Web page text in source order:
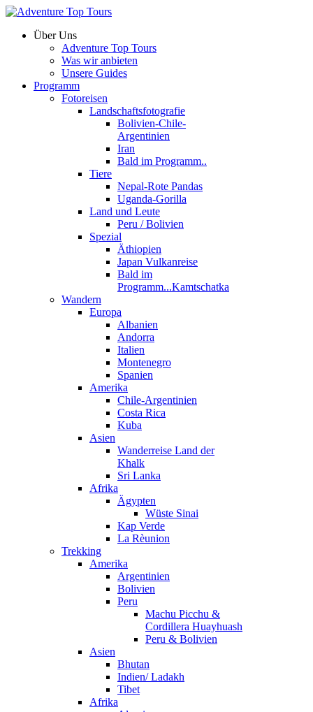
Über Uns
Adventure Top Tours
Was wir anbieten
Unsere Guides
Programm
Fotoreisen
Landschaftsfotografie
Bolivien-Chile-
Argentinien
Iran
Bald im Programm..
Tiere
Nepal-Rote Pandas
Uganda-Gorilla
Land und Leute
Peru / Bolivien
Spezial
Äthiopien
Japan Vulkanreise
Bald im
Programm...Kamtschatka
Wandern
Europa
Albanien
Andorra
Italien
Montenegro
Spanien
Amerika
Chile-Argentinien
Costa Rica
Kuba
Asien
Wanderreise Land der
Khalk
Sri Lanka
Afrika
Ägypten
Wüste Sinai
Kap Verde
La Rèunion
Trekking
Amerika
Argentinien
Bolivien
Peru
Machu Picchu &
Cordillera Huayhuash
Peru & Bolivien
Asien
Bhutan
Indien/ Ladakh
Tibet
Afrika